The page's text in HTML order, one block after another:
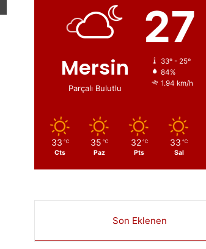
Mersin
Parçalı Bulutlu
27
33º - 25º
84%
1.94 km/h
33 ℃
Cts
35 ℃
Paz
32 ℃
Pts
33 ℃
Sal
Son Eklenen